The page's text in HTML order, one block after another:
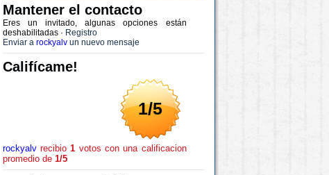
Mantener el contacto
Eres un invitado, algunas opciones están
deshabilitadas · Registro
Enviar a rockyalvun nuevo mensaje
Califícame!
1/5
rockyalvrecibio1 votos con una calificacion
promedio de 1/5